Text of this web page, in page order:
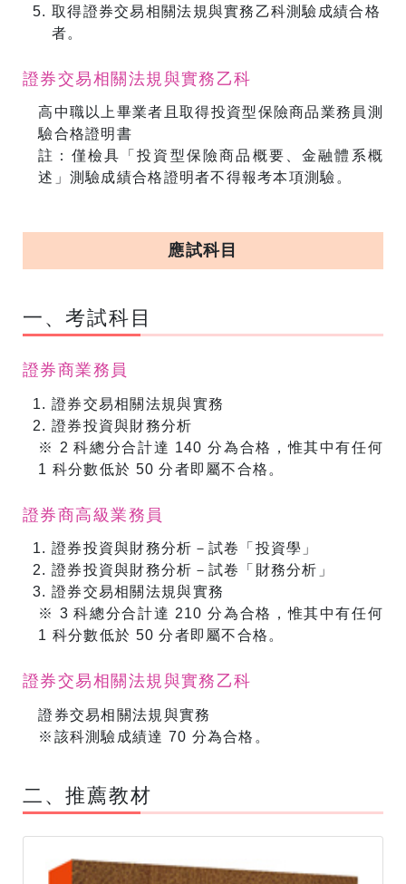
取得證券交易相關法規與實務乙科測驗成績合格
者。
證券交易相關法規與實務乙科
高中職以上畢業者且取得投資型保險商品業務員測
驗合格證明書
註：僅檢具「投資型保險商品概要、金融體系概
述」測驗成績合格證明者不得報考本項測驗。
應試科目
一、考試科目
證券商業務員
證券交易相關法規與實務
證券投資與財務分析
※ 2 科總分合計達 140 分為合格，惟其中有任何
1 科分數低於 50 分者即屬不合格。
證券商高級業務員
證券投資與財務分析－試卷「投資學」
證券投資與財務分析－試卷「財務分析」
證券交易相關法規與實務
※ 3 科總分合計達 210 分為合格，惟其中有任何
1 科分數低於 50 分者即屬不合格。
證券交易相關法規與實務乙科
證券交易相關法規與實務
※該科測驗成績達 70 分為合格。
​二、推薦教材